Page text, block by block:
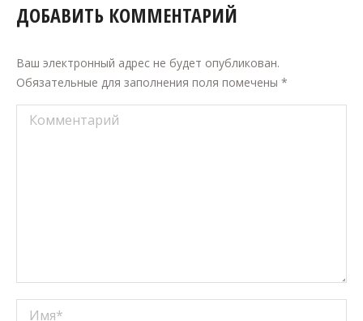
ДОБАВИТЬ КОММЕНТАРИЙ
Ваш электронный адрес не будет опубликован.
Обязательные для заполнения поля помечены *
Комментарий
Имя *